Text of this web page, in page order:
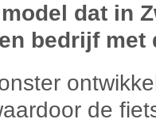
dat in
bedrijf met
de